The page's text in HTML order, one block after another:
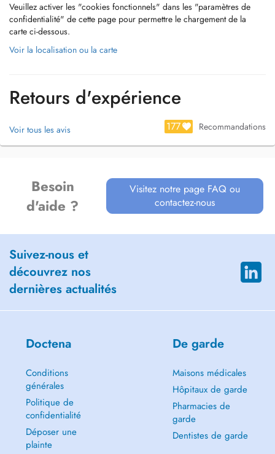
Veuillez activer les "cookies fonctionnels" dans les "paramètres de
confidentialité" de cette page pour permettre le chargement de la
carte ci-dessous.
Voir la localisation ou la carte
Retours d'expérience
Voir tous les avis 177 Recommandations
Besoin
d'aide ?
Visitez notre page FAQ ou
contactez-nous
Suivez-nous et
découvrez nos
dernières actualités
Doctena
Conditions
générales
Politique de
confidentialité
Déposer une
plainte
De garde
Maisons médicales
Hôpitaux de garde
Pharmacies de
garde
Dentistes de garde